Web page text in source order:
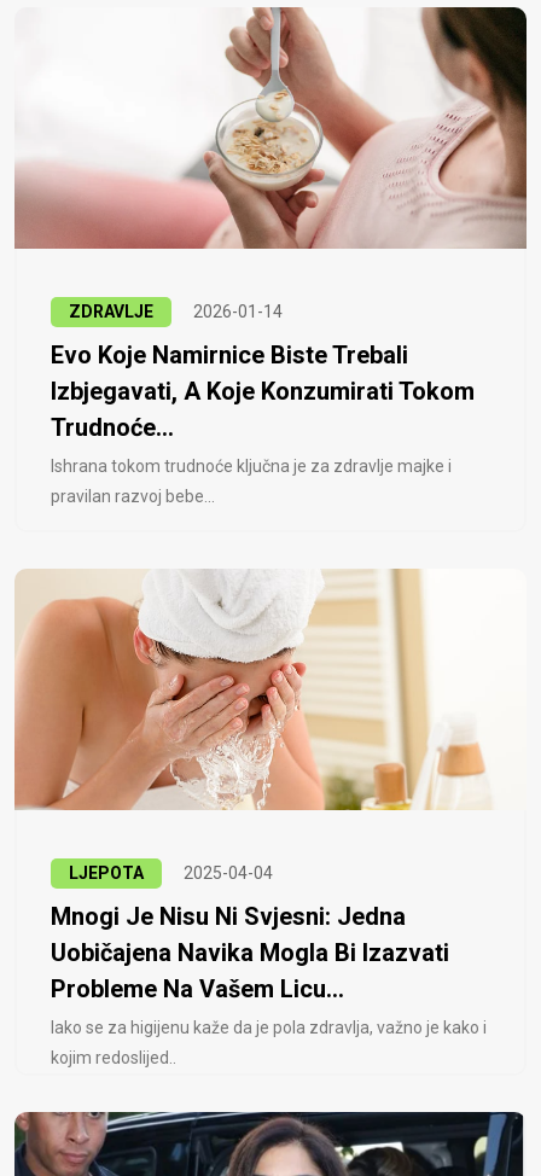
ZDRAVLJE 2026-01-14
Evo Koje Namirnice Biste Trebali
Izbjegavati, A Koje Konzumirati Tokom
Trudnoće...
Ishrana tokom trudnoće ključna je za zdravlje majke i
pravilan razvoj bebe...
LJEPOTA 2025-04-04
Mnogi Je Nisu Ni Svjesni: Jedna
Uobičajena Navika Mogla Bi Izazvati
Probleme Na Vašem Licu...
Iako se za higijenu kaže da je pola zdravlja, važno je kako i
kojim redoslijed..